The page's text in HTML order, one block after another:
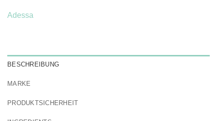
Adessa
BESCHREIBUNG
MARKE
PRODUKTSICHERHEIT